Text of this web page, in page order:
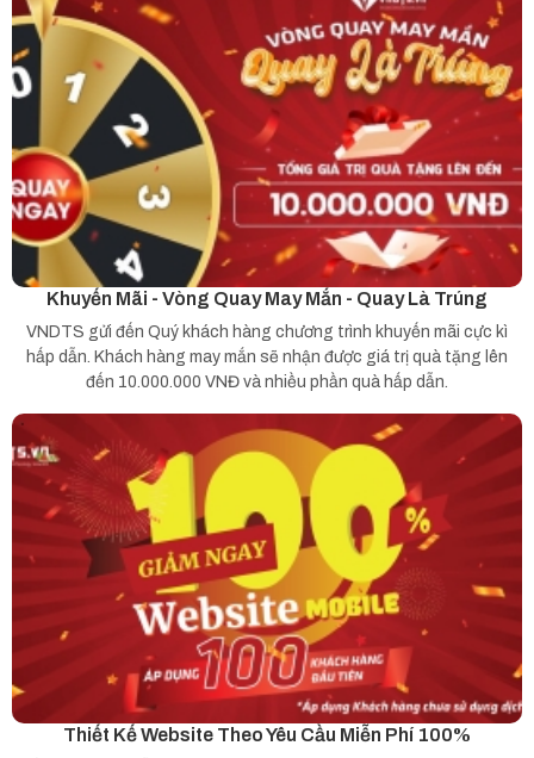
Khuyến Mãi - Vòng Quay May Mắn - Quay Là Trúng
VNDTS gửi đến Quý khách hàng chương trình khuyến mãi cực kì
hấp dẫn. Khách hàng may mắn sẽ nhận được giá trị quà tặng lên
đến 10.000.000 VNĐ và nhiều phần quà hấp dẫn.
Thiết Kế Website Theo Yêu Cầu Miễn Phí 100%